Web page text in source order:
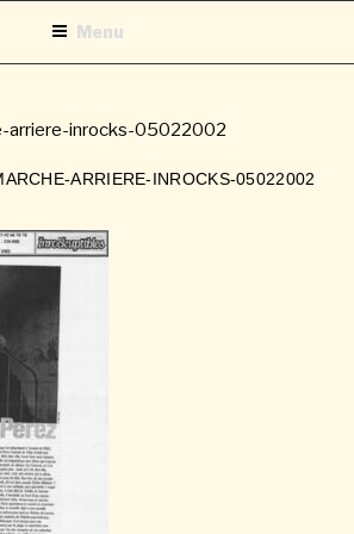
Menu
arriere-inrocks-05022002
ARRIERE-INROCKS-05022002